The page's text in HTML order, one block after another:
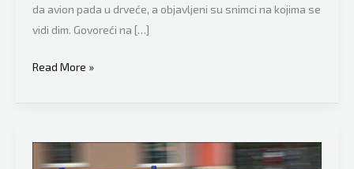
da avion pada u drveće, a objavljeni su snimci na kojima se
vidi dim. Govoreći na […]
Srušio
putnički
Read More »